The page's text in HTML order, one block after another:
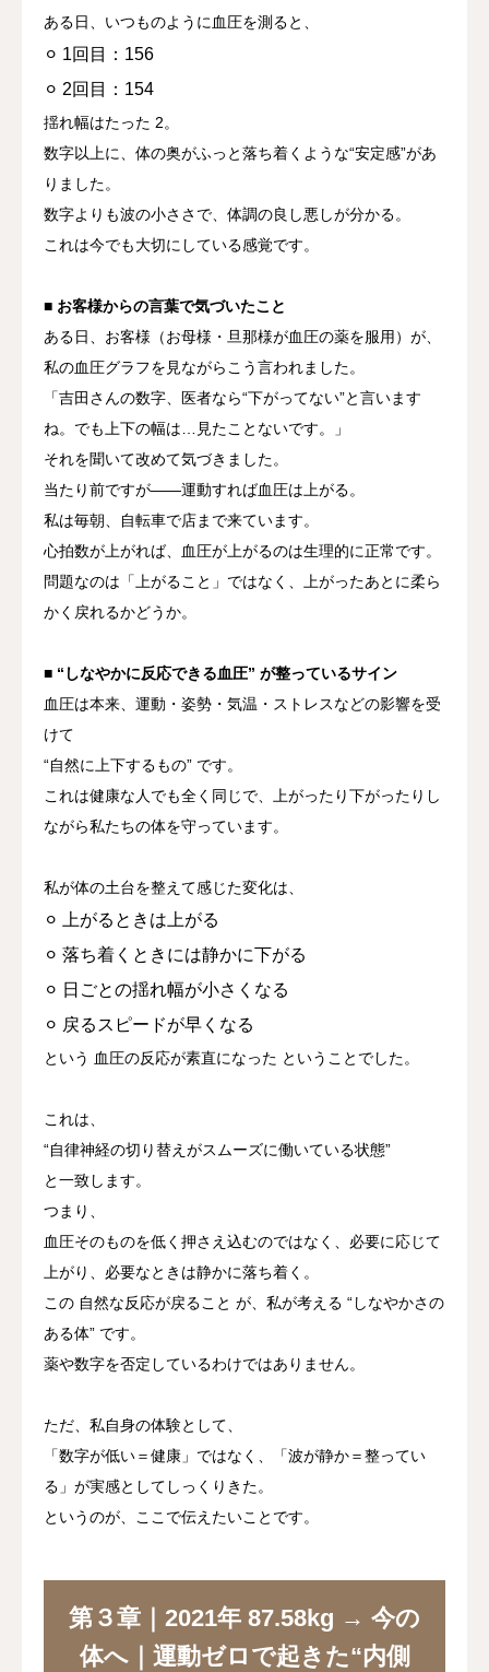
ある日、 いつものように血圧を測ると、
⚪︎ 1回目：156
⚪︎ 2回目：154
揺れ幅はたった 2。
数字以上に、 体の奥がふっと落ち着くような“安定感”があ
りました。
数字よりも波の小ささで、体調の良し悪しが分かる。
これは今でも大切にしている感覚です。
■ お客様からの言葉で気づいたこと
ある日、お客様（お母様・旦那様が血圧の薬を服用）が、
私の血圧グラフを見ながらこう言われました。
「吉田さんの数字、医者なら“下がってない”と言います
ね。 でも上下の幅は…見たことないです。」
それを聞いて改めて気づきました。
当たり前ですが——運動すれば血圧は上がる。
私は毎朝、自転車で店まで来ています。
心拍数が上がれば、
血圧が上がるのは生理的に正常です。
問題なのは「上がること」ではなく、
上がったあとに柔ら
かく戻れるかどうか。
■ “しなやかに反応できる血圧” が整っているサイン
血圧は本来、運動・姿勢・気温・ストレスなどの影響を受
けて
“自然に上下するもの” です。
これは健康な人でも全く同じで、上がったり下がったりし
ながら私たちの体を守っています。
私が体の土台を整えて感じた変化は、
⚪︎ 上がるときは上がる
⚪︎ 落ち着くときには静かに下がる
⚪︎ 日ごとの揺れ幅が小さくなる
⚪︎ 戻るスピードが早くなる
という 血圧の反応が素直になった ということでした。
これは、
“自律神経の切り替えがスムーズに働いている状態”
と一致します。
つまり、
血圧そのものを低く押さえ込むのではなく、必要に応じて
上がり、必要なときは静かに落ち着く。
この 自然な反応が戻ること が、私が考える “しなやかさの
ある体” です。
薬や数字を否定しているわけではありません。
ただ、私自身の体験として、
「数字が低い＝健康」ではなく、
「波が静か＝整ってい
る」が実感としてしっくりきた。
というのが、ここで伝えたいことです。
第３章｜2021年 87.58kg → 今の
体へ｜運動ゼロで起きた“内側